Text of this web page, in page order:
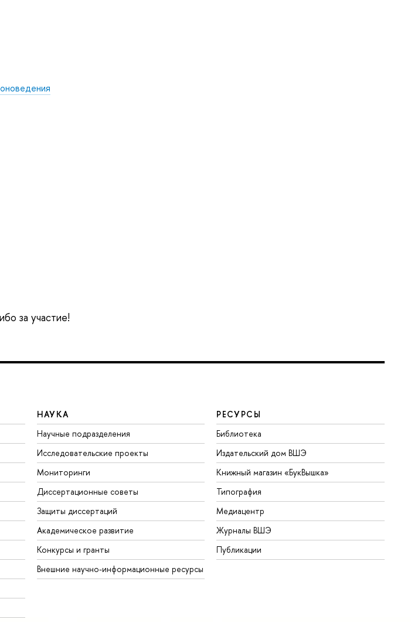
за участие!
НАУКА
Научные подразделения
Исследовательские проекты
Мониторинги
Диссертационные советы
Защиты диссертаций
Академическое развитие
Конкурсы и гранты
Внешние научно-информационные ресурсы
РЕСУРСЫ
Библиотека
Издательский дом ВШЭ
Книжный магазин «БукВышка»
Типография
Медиацентр
Журналы ВШЭ
Публикации